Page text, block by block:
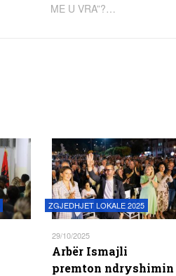
ME U VRA”?…
ZGJEDHJET LOKALE 2025
29/10/2025
Arbër Ismajli
premton ndryshimin